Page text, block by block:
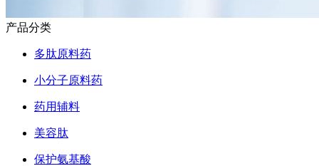
产品分类
多肽原料药
小分子原料药
药用辅料
美容肽
保护氨基酸